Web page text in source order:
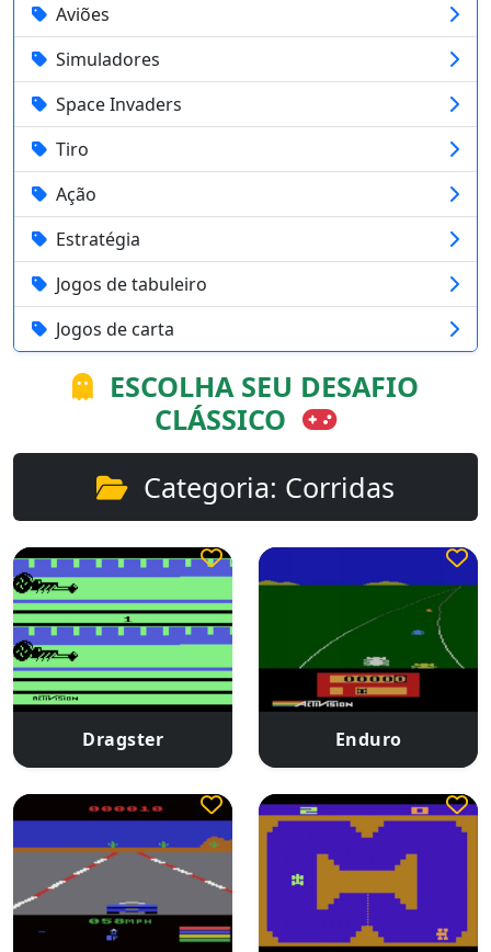
Aviões
Simuladores
Space Invaders
Tiro
Ação
Estratégia
Jogos de tabuleiro
Jogos de carta
ESCOLHA SEU DESAFIO
CLÁSSICO
Categoria: Corridas
Dragster Enduro